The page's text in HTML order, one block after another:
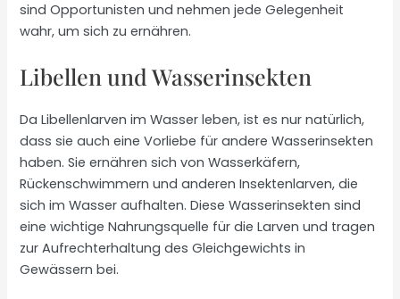
sind Opportunisten und nehmen jede Gelegenheit
wahr, um sich zu ernähren.
Libellen und Wasserinsekten
Da Libellenlarven im Wasser leben, ist es nur natürlich,
dass sie auch eine Vorliebe für andere Wasserinsekten
haben. Sie ernähren sich von Wasserkäfern,
Rückenschwimmern und anderen Insektenlarven, die
sich im Wasser aufhalten. Diese Wasserinsekten sind
eine wichtige Nahrungsquelle für die Larven und tragen
zur Aufrechterhaltung des Gleichgewichts in
Gewässern bei.